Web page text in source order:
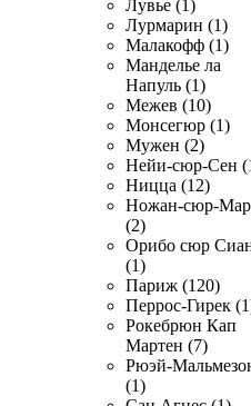
Лувье (1)
Лурмарин (1)
Малакофф (1)
Манделье ла
Напуль (1)
Межев (10)
Монсегюр (1)
Мужен (2)
Нейи-сюр-Сен
Ницца (12)
Ножан-сюр-
(2)
Орибо сюр
(1)
Париж (120)
Перрос-Гирек
Рокебрюн Кап
Мартен (7)
Рюэй-
(1)